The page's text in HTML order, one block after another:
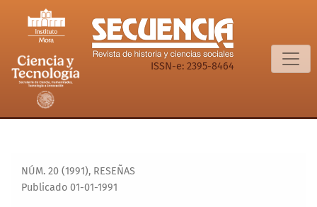
Reseña del libro: To love, honor, and obey in colonial
ISSN-e: 2395-8464
NÚM. 20 (1991), RESEÑAS
Publicado 01-01-1991